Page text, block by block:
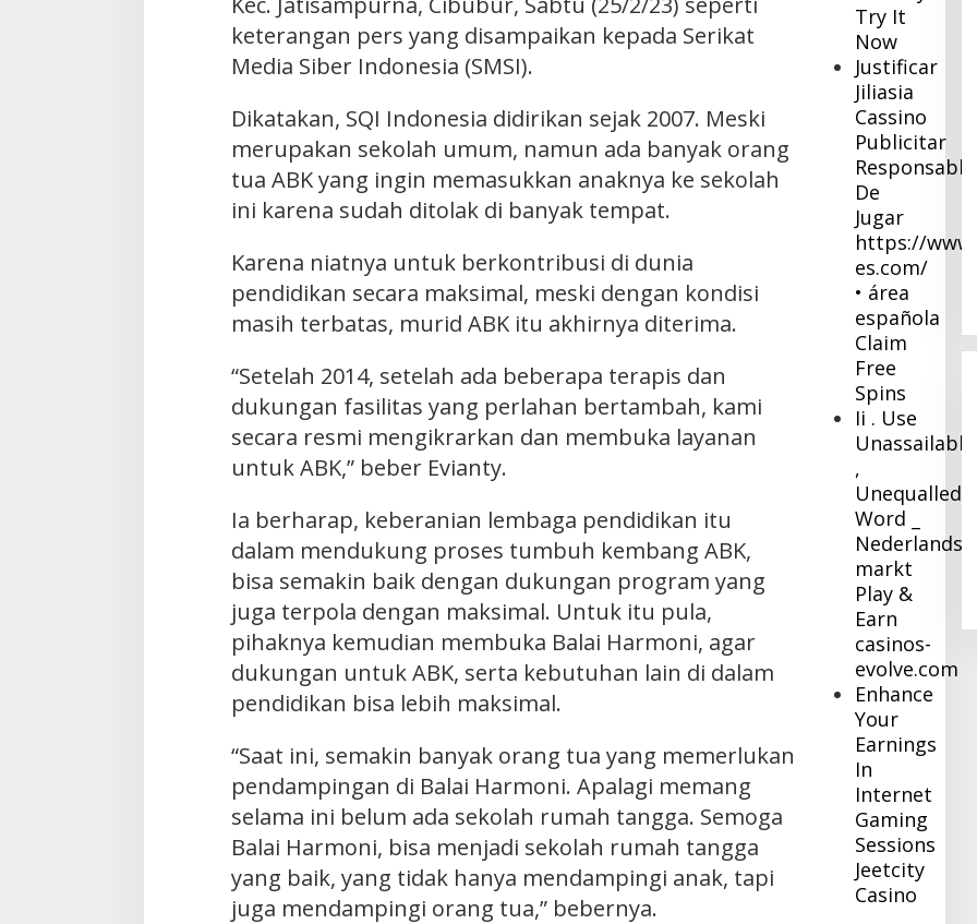
keterangan pers yang disampaikan kepada Serikat
Media Siber Indonesia (SMSI).
Dikatakan, SQI Indonesia didirikan sejak 2007. Meski
merupakan sekolah umum, namun ada banyak orang
tua ABK yang ingin memasukkan anaknya ke sekolah
ini karena sudah ditolak di banyak tempat.
Karena niatnya untuk berkontribusi di dunia
pendidikan secara maksimal, meski dengan kondisi
masih terbatas, murid ABK itu akhirnya diterima.
“Setelah 2014, setelah ada beberapa terapis dan
dukungan fasilitas yang perlahan bertambah, kami
secara resmi mengikrarkan dan membuka layanan
untuk ABK,” beber Evianty.
Ia berharap, keberanian lembaga pendidikan itu
dalam mendukung proses tumbuh kembang ABK,
bisa semakin baik dengan dukungan program yang
juga terpola dengan maksimal. Untuk itu pula,
pihaknya kemudian membuka Balai Harmoni, agar
dukungan untuk ABK, serta kebutuhan lain di dalam
pendidikan bisa lebih maksimal.
“Saat ini, semakin banyak orang tua yang memerlukan
pendampingan di Balai Harmoni. Apalagi memang
selama ini belum ada sekolah rumah tangga. Semoga
Balai Harmoni, bisa menjadi sekolah rumah tangga
yang baik, yang tidak hanya mendampingi anak, tapi
juga mendampingi orang tua,” bebernya.
Try It
Now
Justificar
Jiliasia
Cassino
Publicitar
Responsable
De
Jugar
https://
es.com/
• área
española
Claim
Free
Spins
Ii . Use
Unassailable
,
Unequalled
Word _
Nederlandse
markt
Play &
Earn
casinos-
evolve.com
Enhance
Your
Earnings
In
Internet
Gaming
Sessions
Jeetcity
Casino
Pj Bupati Inhil Sambangi BNPB,
Konsultasi Dana Hibah Rehabilitasi
dan Konstruksi Pascabencana
In Daerah